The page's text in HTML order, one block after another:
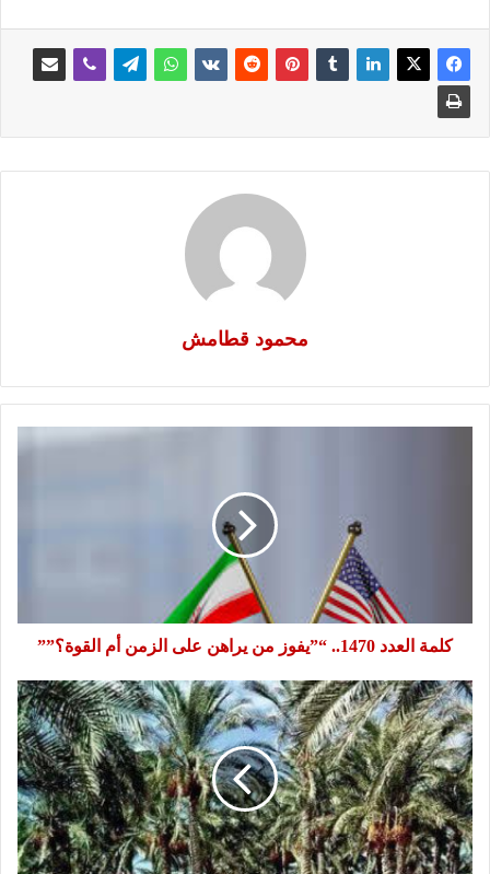
محمود قطامش
أم
القوة؟””
كلمة العدد 1470.. “”يفوز من يراهن على الزمن أم القوة؟””
هنا
العريش
(٤)